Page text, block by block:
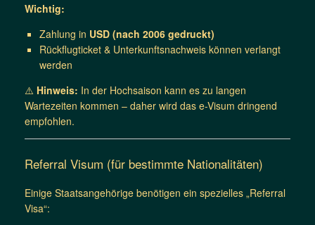
Wichtig:
Zahlung in USD (nach 2006 gedruckt)
Rückflugticket & Unterkunftsnachweis können verlangt
werden
⚠️ Hinweis: In der Hochsaison kann es zu langen
Wartezeiten kommen – daher wird das e-Visum dringend
empfohlen.
Referral Visum (für bestimmte Nationalitäten)
Einige Staatsangehörige benötigen ein spezielles „Referral
Visa“: